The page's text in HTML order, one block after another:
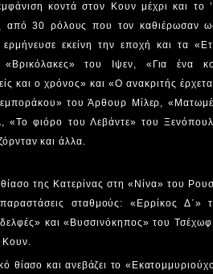
κοντά στον Κουν μέχρι και το
από 30 ρόλους που τον καθιέρωσαν
εκείνη την εποχή και τα
«Βρικόλακες» του Ιψεν, «Για ένα
και ο χρόνος» και «Ο ανακριτής
του Άρθουρ Μίλερ,
«Το φιόρο του Λεβάντε» του
και άλλα.
θίασο της Κατερίνας στη «Νίνα» του
σταθμούς: «Ερρίκος Δ΄»
και «Βυσσινόκηπος» του
Κουν.
θίασο και ανεβάζει το